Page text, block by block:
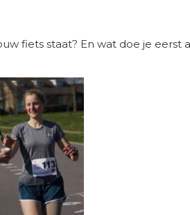
fiets staat? En wat doe je